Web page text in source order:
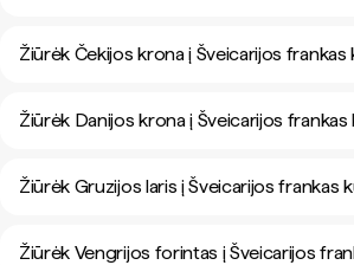
Žiūrėk Čekijos krona į Šveicarijos frankas
Žiūrėk Danijos krona į Šveicarijos frankas
Žiūrėk Gruzijos laris į Šveicarijos frankas
Žiūrėk Vengrijos forintas į Šveicarijos